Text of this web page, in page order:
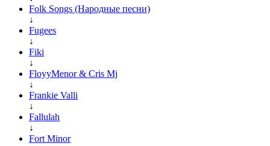
Folk Songs (Народные песни)
↓
Fugees
↓
Fiki
↓
FloyyMenor & Cris Mj
↓
Frankie Valli
↓
Fallulah
↓
Fort Minor